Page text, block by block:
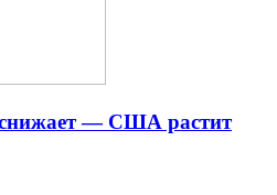
снижает — США растит